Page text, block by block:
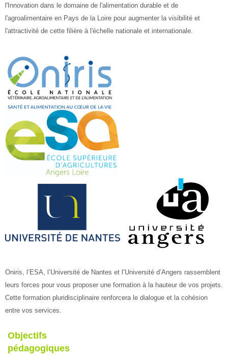
l'Innovation dans le domaine de l'alimentation durable et de
l'agroalimentaire en Pays de la Loire pour augmenter la visibilité et
l'attractivité de cette filière à l'échelle nationale et internationale.
Oniris, l’ESA, l’Université de Nantes et l’Université d’Angers rassemblent
leurs forces pour vous proposer une formation à la hauteur de vos projets.
Cette formation pluridisciplinaire renforcera le dialogue et la cohésion
entre vos services.
Objectifs
pédagogiques